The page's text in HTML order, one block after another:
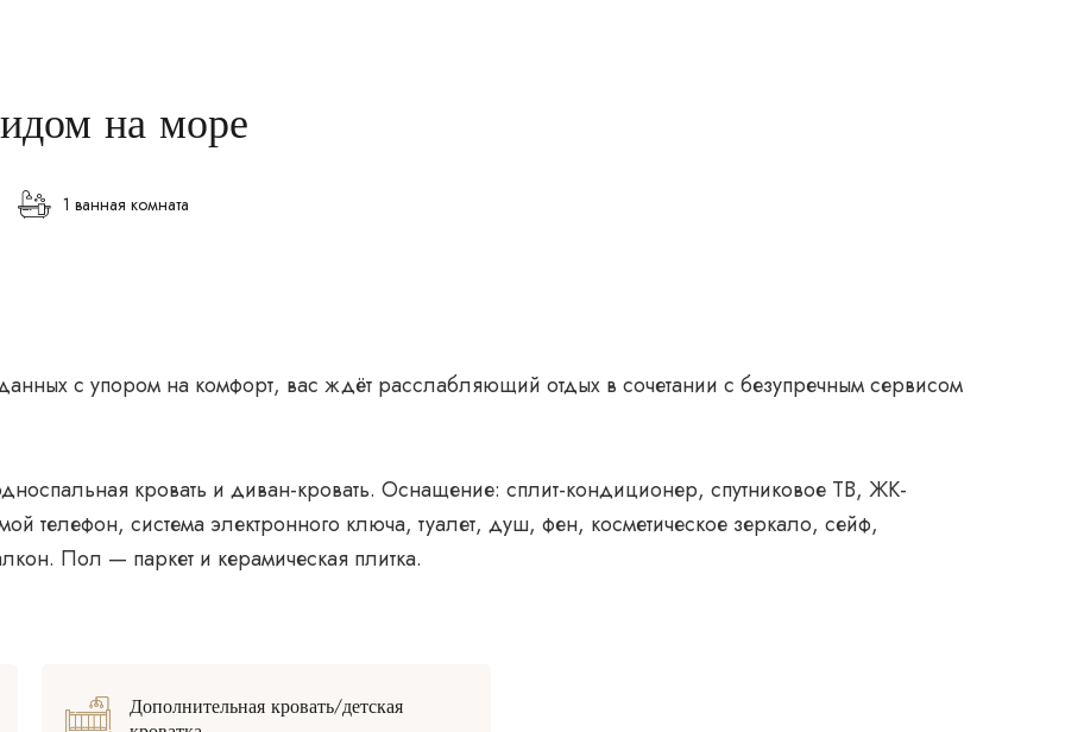
на море
1 ванная комната
с упором на комфорт, вас ждёт расслабляющий отдых в сочетании с безупречным сервисом
кровать и диван-кровать. Оснащение: сплит-кондиционер, спутниковое ТВ, ЖК-
телефон, система электронного ключа, туалет, душ, фен, косметическое зеркало, сейф,
Пол — паркет и керамическая плитка.
Дополнительная кровать/детская